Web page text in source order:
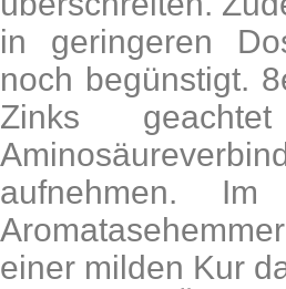
in geringeren
noch begünstigt.
Zinks
aufnehmen.
einer milden Kur